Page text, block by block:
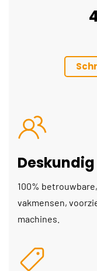
Deskundig
100%
vakmensen,
machines.